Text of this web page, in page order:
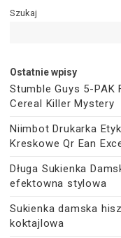
Szukaj
Ostatnie wpisy
Stumble Guys 5-PAK
Cereal Killer Mystery
Niimbot Drukarka
Kreskowe Qr Ean
Długa Sukienka
efektowna stylowa
Sukienka damska
koktajlowa